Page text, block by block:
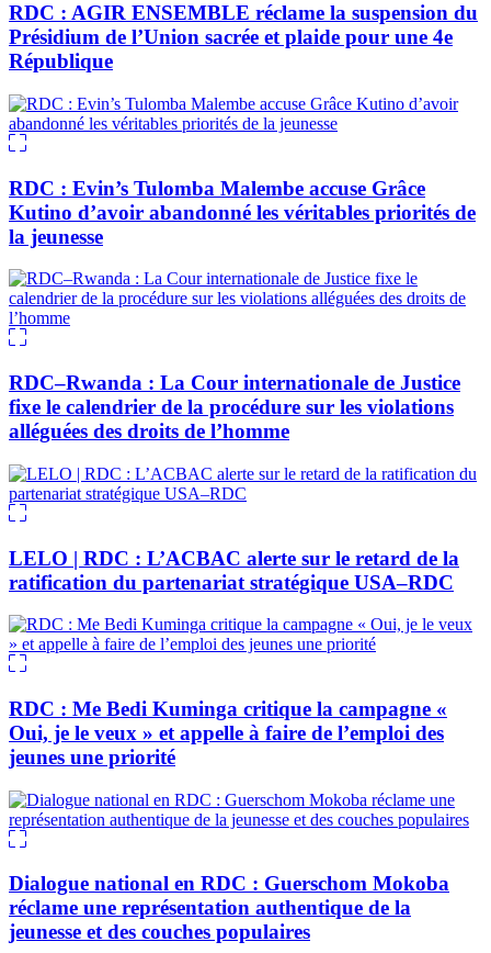
RDC : AGIR ENSEMBLE réclame la suspension du
Présidium de l’Union sacrée et plaide pour une 4e
République
RDC : Evin’s Tulomba Malembe accuse Grâce
Kutino d’avoir abandonné les véritables priorités de
la jeunesse
RDC–Rwanda : La Cour internationale de Justice
fixe le calendrier de la procédure sur les violations
alléguées des droits de l’homme
LELO | RDC : L’ACBAC alerte sur le retard de la
ratification du partenariat stratégique USA–RDC
RDC : Me Bedi Kuminga critique la campagne «
Oui, je le veux » et appelle à faire de l’emploi des
jeunes une priorité
Dialogue national en RDC : Guerschom Mokoba
réclame une représentation authentique de la
jeunesse et des couches populaires